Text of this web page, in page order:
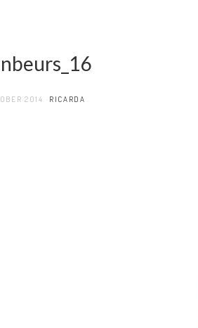
2014 RICARDA